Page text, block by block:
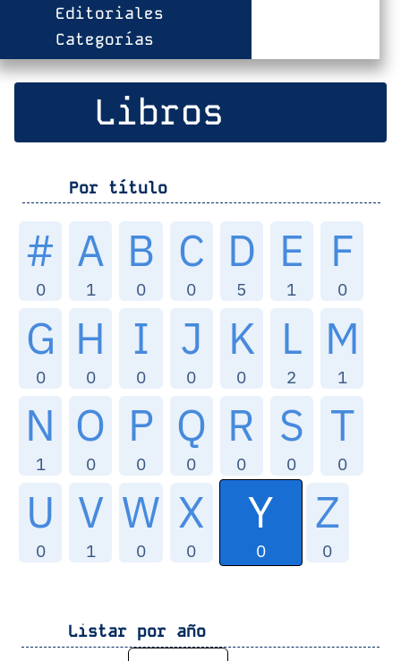
Editoriales
Categorías
Libros
Por título
#
0
A
1
B
0
C
0
D
5
E
1
F
0
G
0
H
0
I
0
J
0
K
0
L
2
M
1
N
1
O
0
P
0
Q
0
R
0
S
0
T
0
U
0
V
1
W
0
X
0
Y
0
Z
0
Listar por año